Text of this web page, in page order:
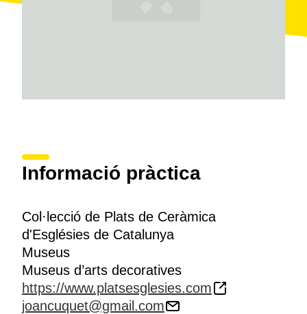
Informació pràctica
Col·lecció de Plats de Ceràmica
d'Esglésies de Catalunya
Museus
Museus d’arts decoratives
https://www.platsesglesies.com
joancuquet@gmail.com